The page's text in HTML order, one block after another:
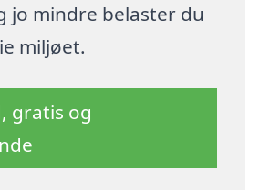
jo mindre belaster du
miljøet.
gratis og